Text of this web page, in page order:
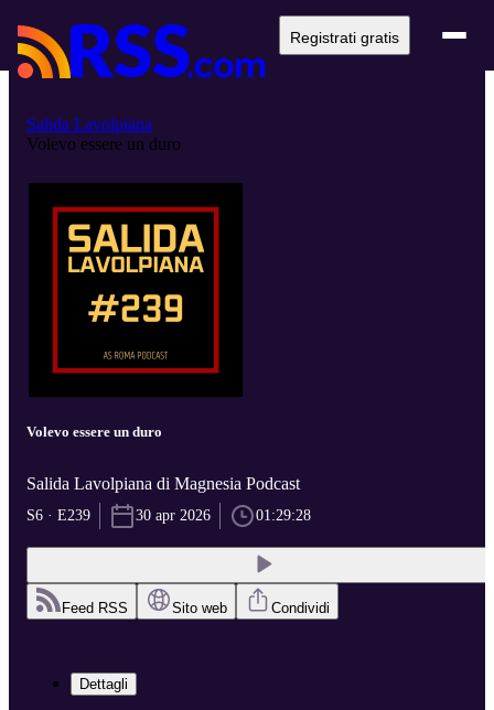
Registrati gratis
Salida Lavolpiana
Volevo essere un duro
Volevo essere un duro
Salida Lavolpiana di Magnesia Podcast
S6 · E239 30 apr 2026 01:29:28
Feed RSS Sito web Condividi
Dettagli